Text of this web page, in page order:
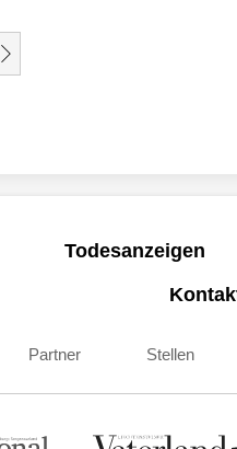
Todesanzeigen
Partner Stellen